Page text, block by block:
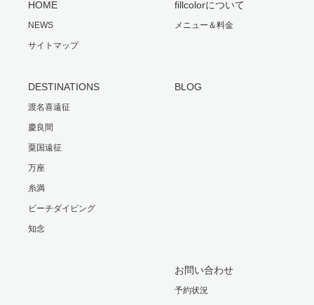
HOME
NEWS
サイトマップ
fillcolorについて
メニュー＆料金
DESTINATIONS
渡名喜遠征
慶良間
粟国遠征
万座
糸満
ビーチダイビング
知念
BLOG
お問い合わせ
予約状況